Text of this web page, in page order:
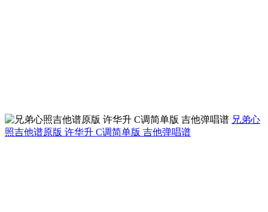
兄弟心
照吉他谱原版 许华升 C调简单版 吉他弹唱谱